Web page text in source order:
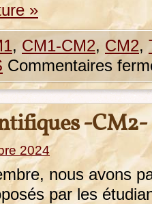
»
, CM1-CM2, CM2,
Commentaires
-CM2-
2024
nous avons
par les